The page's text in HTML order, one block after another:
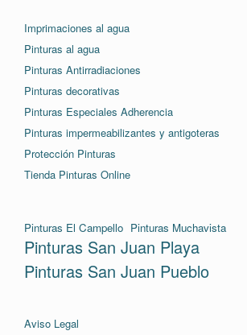
Imprimaciones al agua
Pinturas al agua
Pinturas Antirradiaciones
Pinturas decorativas
Pinturas Especiales Adherencia
Pinturas impermeabilizantes y antigoteras
Protección Pinturas
Tienda Pinturas Online
Pinturas El Campello Pinturas Muchavista
Pinturas San Juan Playa
Pinturas San Juan Pueblo
Aviso Legal